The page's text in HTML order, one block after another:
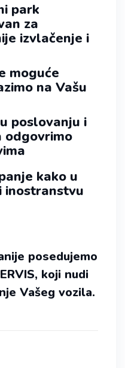
park
za
izvlačenje i
moguće
na Vašu
poslovanju i
odgovrimo
kako u
inostranstvu
posedujemo
koji nudi
Vašeg vozila.